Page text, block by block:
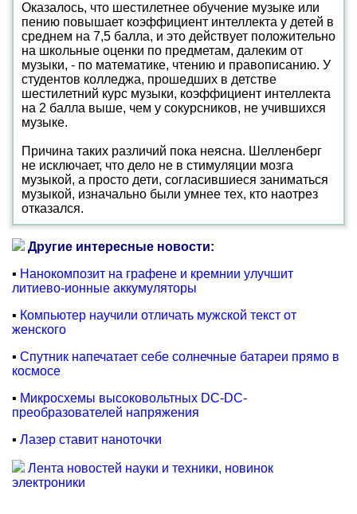
Оказалось, что шестилетнее обучение музыке или
пению повышает коэффициент интеллекта у детей в
среднем на 7,5 балла, и это действует положительно
на школьные оценки по предметам, далеким от
музыки, - по математике, чтению и правописанию. У
студентов колледжа, прошедших в детстве
шестилетний курс музыки, коэффициент интеллекта
на 2 балла выше, чем у сокурсников, не учившихся
музыке.
Причина таких различий пока неясна. Шелленберг
не исключает, что дело не в стимуляции мозга
музыкой, а просто дети, согласившиеся заниматься
музыкой, изначально были умнее тех, кто наотрез
отказался.
Другие интересные новости:
▪ Нанокомпозит на графене и кремнии улучшит
литиево-ионные аккумуляторы
▪ Компьютер научили отличать мужской текст от
женского
▪ Спутник напечатает себе солнечные батареи прямо в
космосе
▪ Микросхемы высоковольтных DC-DC-
преобразователей напряжения
▪ Лазер ставит наноточки
Лента новостей науки и техники, новинок
электроники